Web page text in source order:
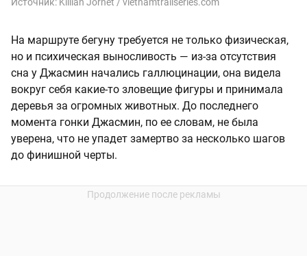
На маршруте бегуну требуется не только физическая,
но и психическая выносливость — из-за отсутствия
сна у Джасмин начались галлюцинации, она видела
вокруг себя какие-то зловещие фигуры и принимала
деревья за огромных животных. До последнего
момента гонки Джасмин, по ее словам, не была
уверена, что не упадет замертво за несколько шагов
до финишной черты.